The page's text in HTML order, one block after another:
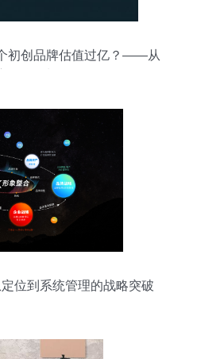
初创品牌估值过亿？——从
位到系统管理的战略突破